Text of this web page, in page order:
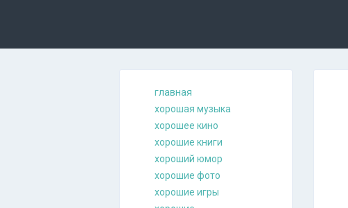
главная
хорошая музыкa
хорошее кино
хорошие книги
хороший юмор
хорошие фото
хорошие игры